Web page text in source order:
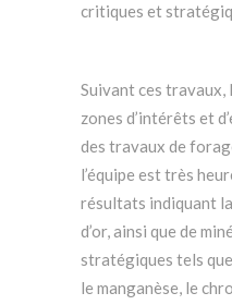
critiques et
Suivant ces travaux,
zones d’intérêts et
des travaux de
l’équipe est très
résultats indiquant
d’or, ainsi que de
stratégiques tels
le manganèse, le